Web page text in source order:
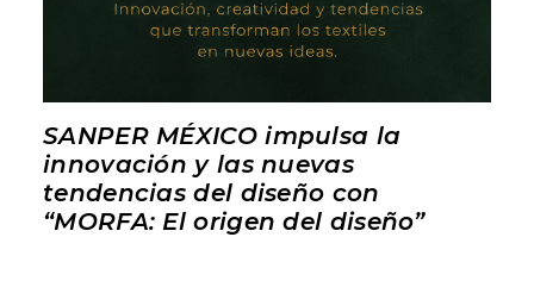
SANPER MÉXICO impulsa la
innovación y las nuevas
tendencias del diseño con
“MORFA: El origen del diseño”